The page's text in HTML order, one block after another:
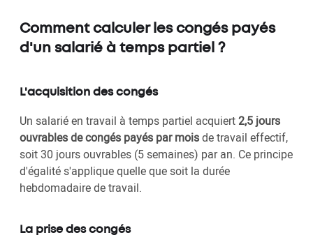
Comment calculer les congés payés
d'un salarié à temps partiel ?
L'acquisition des congés
Un salarié en travail à temps partiel acquiert2,5 jours
ouvrables de congés payés par moisde travail effectif,
soit 30 jours ouvrables (5 semaines) par an. Ce principe
d'égalité s'applique quelle que soit la durée
hebdomadaire de travail.
La prise des congés